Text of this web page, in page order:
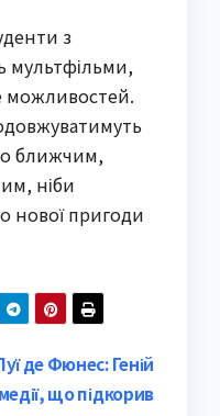
з
мультфільми,
можливостей.
ближчим,
ніби
нової пригоди
де Фюнес: Геній
що підкорив